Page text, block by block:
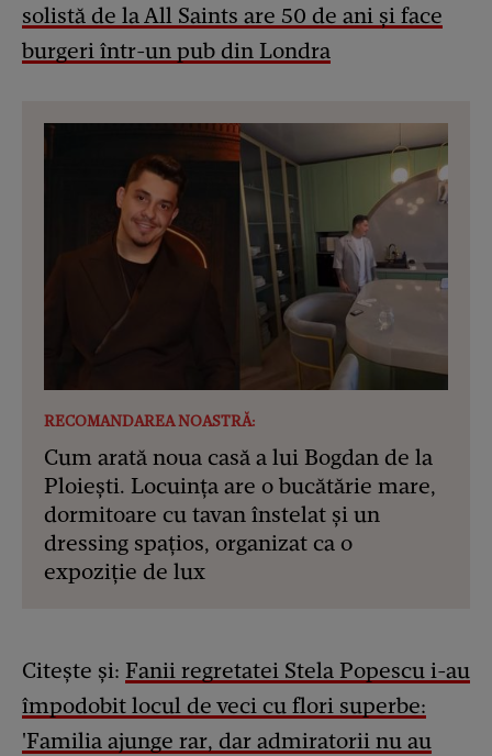
solistă de la All Saints are 50 de ani și face
burgeri într-un pub din Londra
RECOMANDAREA NOASTRĂ:
Cum arată noua casă a lui Bogdan de la
Ploiești. Locuința are o bucătărie mare,
dormitoare cu tavan înstelat și un
dressing spațios, organizat ca o
expoziție de lux
Citește și: Fanii regretatei Stela Popescu i-au
împodobit locul de veci cu flori superbe:
'Familia ajunge rar, dar admiratorii nu au